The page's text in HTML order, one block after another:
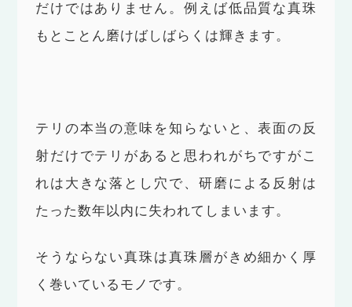
だけではありません。例えば低品質な真珠
もとことん磨けばしばらくは輝きます。
テリの本当の意味を知らないと、表面の反
射だけでテリがあると思われがちですがこ
れは大きな落とし穴で、研磨による反射は
たった数年以内に失われてしまいます。
そうならない真珠は真珠層がきめ細かく厚
く巻いているモノです。